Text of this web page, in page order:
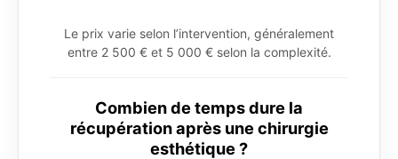
Le prix varie selon l’intervention, généralement
entre 2 500 € et 5 000 € selon la complexité.
Combien de temps dure la
récupération après une chirurgie
esthétique ?